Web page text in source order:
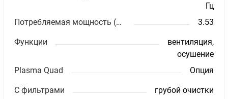
Гц
Потребляемая мощность (кВт)
3.53
Функции
вентиляция,
осушение
Plasma Quad
Опция
С фильтрами грубой очистки